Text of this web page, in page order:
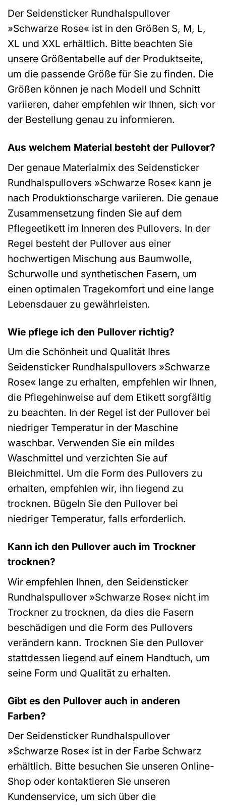
Der Seidensticker Rundhalspullover
»Schwarze Rose« ist in den Größen S, M, L,
XL und XXL erhältlich. Bitte beachten Sie
unsere Größentabelle auf der Produktseite,
um die passende Größe für Sie zu finden. Die
Größen können je nach Modell und Schnitt
variieren, daher empfehlen wir Ihnen, sich vor
der Bestellung genau zu informieren.
Aus welchem Material besteht der Pullover?
Der genaue Materialmix des Seidensticker
Rundhalspullovers »Schwarze Rose« kann je
nach Produktionscharge variieren. Die genaue
Zusammensetzung finden Sie auf dem
Pflegeetikett im Inneren des Pullovers. In der
Regel besteht der Pullover aus einer
hochwertigen Mischung aus Baumwolle,
Schurwolle und synthetischen Fasern, um
einen optimalen Tragekomfort und eine lange
Lebensdauer zu gewährleisten.
Wie pflege ich den Pullover richtig?
Um die Schönheit und Qualität Ihres
Seidensticker Rundhalspullovers »Schwarze
Rose« lange zu erhalten, empfehlen wir Ihnen,
die Pflegehinweise auf dem Etikett sorgfältig
zu beachten. In der Regel ist der Pullover bei
niedriger Temperatur in der Maschine
waschbar. Verwenden Sie ein mildes
Waschmittel und verzichten Sie auf
Bleichmittel. Um die Form des Pullovers zu
erhalten, empfehlen wir, ihn liegend zu
trocknen. Bügeln Sie den Pullover bei
niedriger Temperatur, falls erforderlich.
Kann ich den Pullover auch im Trockner
trocknen?
Wir empfehlen Ihnen, den Seidensticker
Rundhalspullover »Schwarze Rose« nicht im
Trockner zu trocknen, da dies die Fasern
beschädigen und die Form des Pullovers
verändern kann. Trocknen Sie den Pullover
stattdessen liegend auf einem Handtuch, um
seine Form und Qualität zu erhalten.
Gibt es den Pullover auch in anderen
Farben?
Der Seidensticker Rundhalspullover
»Schwarze Rose« ist in der Farbe Schwarz
erhältlich. Bitte besuchen Sie unseren Online-
Shop oder kontaktieren Sie unseren
Kundenservice, um sich über die